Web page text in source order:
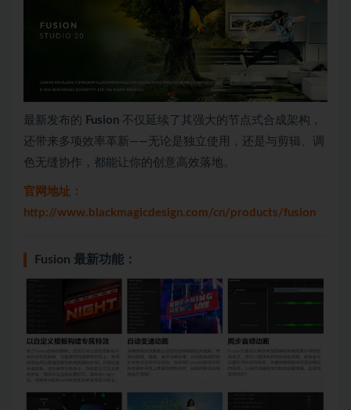
最新发布的 Fusion 不仅延续了其强大的节点式合成架构，
还带来多项效率革新——无论是独立使用，还是与剪辑、调
色无缝协作，都能让你的创意高效落地。
官网地址：
http://www.blackmagicdesign.com/cn/products/fusion
Fusion 最新功能：